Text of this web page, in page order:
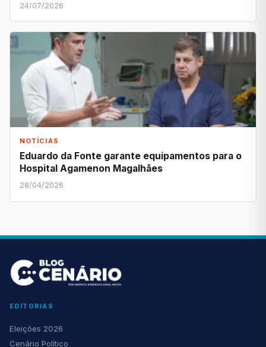
24/07/2026
NOTÍCIAS
Eduardo da Fonte garante equipamentos para o
Hospital Agamenon Magalhães
28/04/2026
EDITORIAS
Eleições 2026
Cenário Político